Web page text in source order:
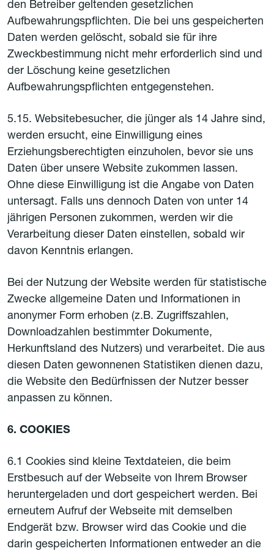
den Betreiber geltenden gesetzlichen
Aufbewahrungspflichten. Die bei uns gespeicherten
Daten werden gelöscht, sobald sie für ihre
Zweckbestimmung nicht mehr erforderlich sind und
der Löschung keine gesetzlichen
Aufbewahrungspflichten entgegenstehen.
5.15. Websitebesucher, die jünger als 14 Jahre sind,
werden ersucht, eine Einwilligung eines
Erziehungsberechtigten einzuholen, bevor sie uns
Daten über unsere Website zukommen lassen.
Ohne diese Einwilligung ist die Angabe von Daten
untersagt. Falls uns dennoch Daten von unter 14
jährigen Personen zukommen, werden wir die
Verarbeitung dieser Daten einstellen, sobald wir
davon Kenntnis erlangen.
Bei der Nutzung der Website werden für statistische
Zwecke allgemeine Daten und Informationen in
anonymer Form erhoben (z.B. Zugriffszahlen,
Downloadzahlen bestimmter Dokumente,
Herkunftsland des Nutzers) und verarbeitet. Die aus
diesen Daten gewonnenen Statistiken dienen dazu,
die Website den Bedürfnissen der Nutzer besser
anpassen zu können.
6. COOKIES
6.1 Cookies sind kleine Textdateien, die beim
Erstbesuch auf der Webseite von Ihrem Browser
heruntergeladen und dort gespeichert werden. Bei
erneutem Aufruf der Webseite mit demselben
Endgerät bzw. Browser wird das Cookie und die
darin gespeicherten Informationen entweder an die